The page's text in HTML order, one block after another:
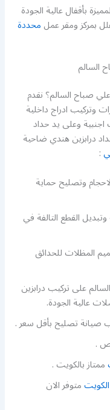
بأقفال عالية الجودة
بمركز ومقر عملمحددة
السالم
صباح السالم؟ نقدم
ادراج داخلية
اجنبية وعلى يد حداد
درابزين هندي ضاحية
:
وتصليح حماية
القطع التالفة في
المظلات للحدائق
على تركيب درابزين
عالية الجودة.
صيانة تصليح بأقل سعر .
.
ممتاز بالكويت .
متوفر الان